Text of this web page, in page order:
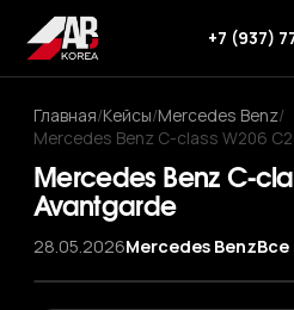
+7 (937)
Главная/Кейсы/Mercedes Benz/
Mercedes Benz C-class W206
Mercedes Benz C-
Avantgarde
28.05.2026Mercedes BenzВсе
‹